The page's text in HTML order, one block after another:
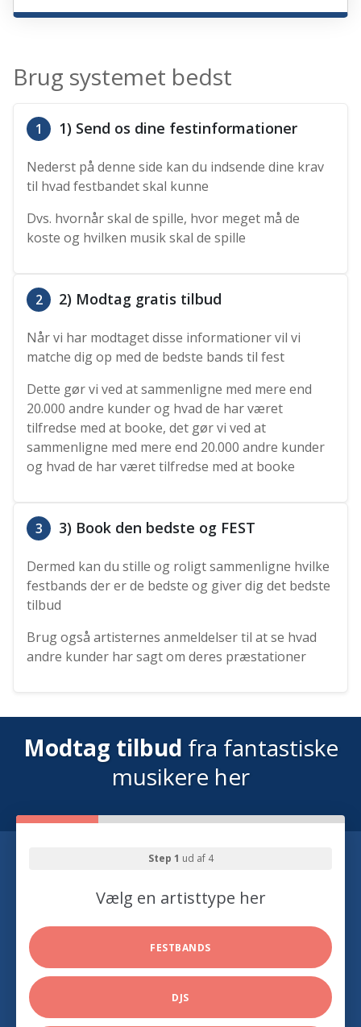
Brug systemet bedst
1 1) Send os dine festinformationer
Nederst på denne side kan du indsende dine krav
til hvad festbandet skal kunne
Dvs. hvornår skal de spille, hvor meget må de
koste og hvilken musik skal de spille
2 2) Modtag gratis tilbud
Når vi har modtaget disse informationer vil vi
matche dig op med de bedste bands til fest
Dette gør vi ved at sammenligne med mere end
20.000 andre kunder og hvad de har været
tilfredse med at booke, det gør vi ved at
sammenligne med mere end 20.000 andre kunder
og hvad de har været tilfredse med at booke
3 3) Book den bedste og FEST
Dermed kan du stille og roligt sammenligne hvilke
festbands der er de bedste og giver dig det bedste
tilbud
Brug også artisternes anmeldelser til at se hvad
andre kunder har sagt om deres præstationer
Modtag tilbud fra fantastiske
musikere her
Step 1 ud af 4
Vælg en artisttype her
FESTBANDS
DJS